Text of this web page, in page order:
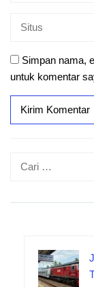
Simpan nama,
untuk komentar